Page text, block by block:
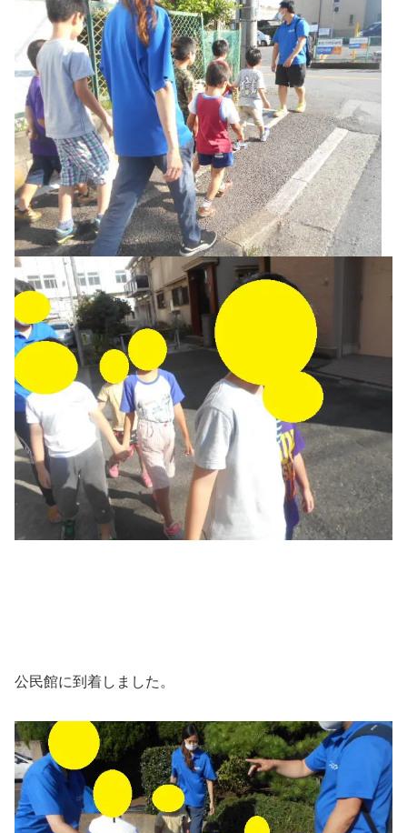
公民館に到着しました。